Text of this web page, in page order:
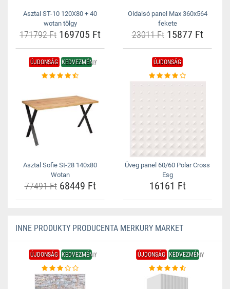
Asztal ST-10 120X80 + 40
wotan tölgy
171792 Ft 169705 Ft
Oldalsó panel Max 360x564
fekete
23011 Ft15877 Ft
ÚJDONSÁG KEDVEZMÉNY
Asztal Sofie St-28 140x80
Wotan
77491 Ft68449 Ft
ÚJDONSÁG
Üveg panel 60/60 Polar Cross
Esg
16161 Ft
INNE PRODUKTY PRODUCENTA MERKURY MARKET
ÚJDONSÁG KEDVEZMÉNY ÚJDONSÁG KEDVEZMÉNY